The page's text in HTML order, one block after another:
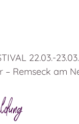
22.03.-
– Remseck am